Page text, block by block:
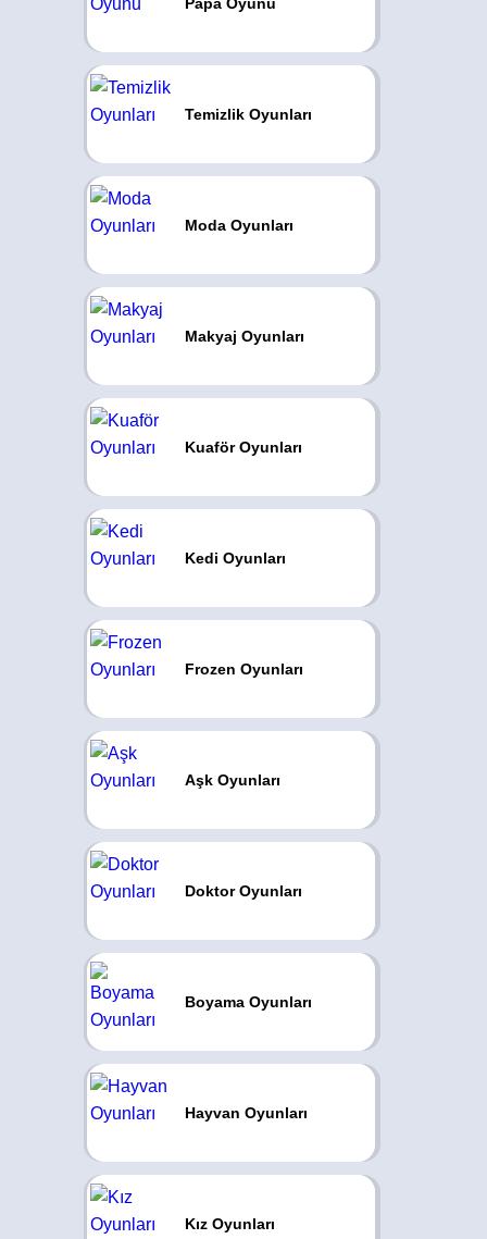
Temizlik Oyunları
Moda Oyunları
Makyaj Oyunları
Kuaför Oyunları
Kedi Oyunları
Frozen Oyunları
Aşk Oyunları
Doktor Oyunları
Boyama Oyunları
Hayvan Oyunları
Kız Oyunları